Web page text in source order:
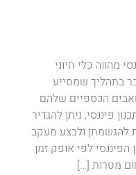
מהווה כלי חיוני
בתהליך שמסייע
הכספיים שלהם
פיננסי, ניתן להגדיר
להגשמתן ולבצע מעקב
לפי אופק זמן